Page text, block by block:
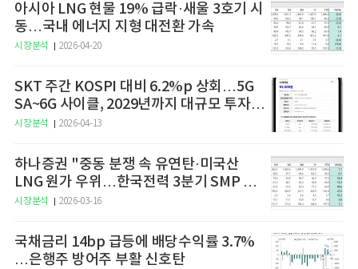
아시아 LNG 현물 19% 급락·새울 3호기 시
동…국내 에너지 지형 대전환 가속
시장분석 2026-04-20
SKT 주간 KOSPI 대비 6.2%p 상회…5G
SA~6G 사이클, 2029년까지 대규모 투자
예고
시장분석 2026-04-13
하나증권 "중동 분쟁 속 유연탄·미국산
LNG 원가 우위…한국전력 3분기 SMP 상
승 전망"
시장분석 2026-03-16
국채금리 14bp 급등에 배당수익률 3.7%
…은행주 방어주 부활 신호탄